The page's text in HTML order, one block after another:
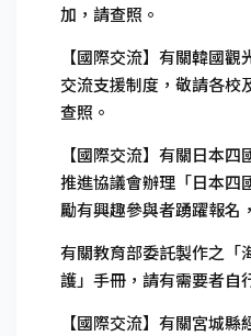
加，請查照。
【國際交流】有關韓國
交流支援制度，敬請各校
查照。
【國際交流】有關日本
推進協議會辦理「日本四
勵有興趣參與者踴躍報名
有關教育部委託製作之「
護」手冊，請有需要者自
【國際交流】有關宮城